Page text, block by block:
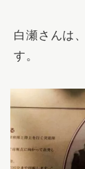
白瀬さんは
す。